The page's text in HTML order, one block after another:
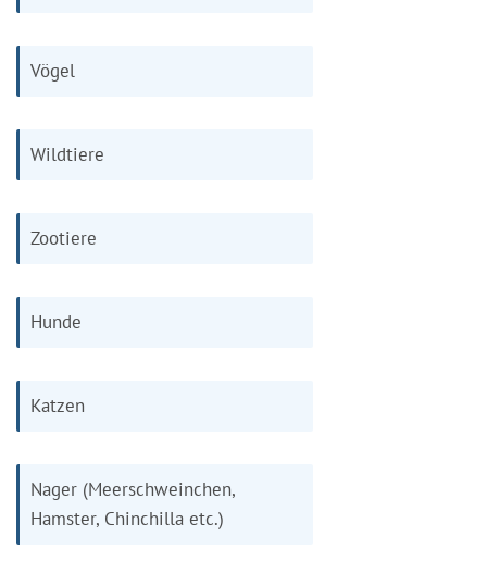
Vögel
Wildtiere
Zootiere
Hunde
Katzen
Nager (Meerschweinchen,
Hamster, Chinchilla etc.)